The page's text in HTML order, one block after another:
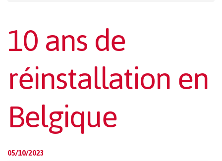
10 ans de
réinstallation en
Belgique
05/10/2023